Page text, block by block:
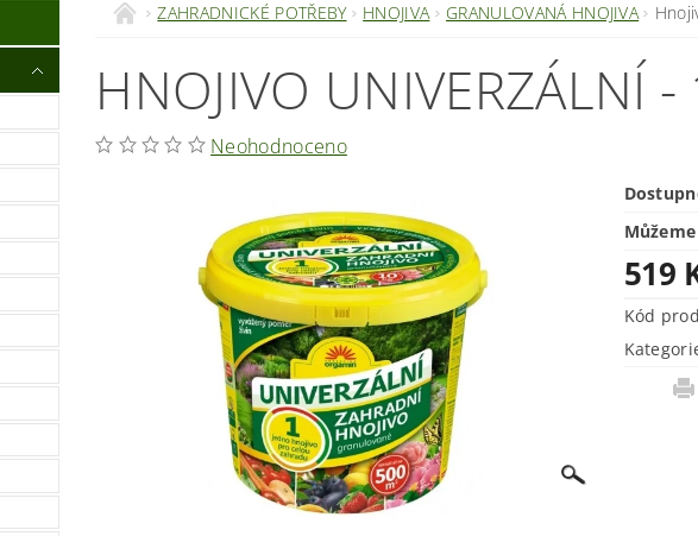
ZAHRADNICKÉ POTŘEBY HNOJIVA GRANULOVANÁ HNOJIVA
HNOJIVO UNIVERZÁLNÍ
Neohodnoceno
519
Kód